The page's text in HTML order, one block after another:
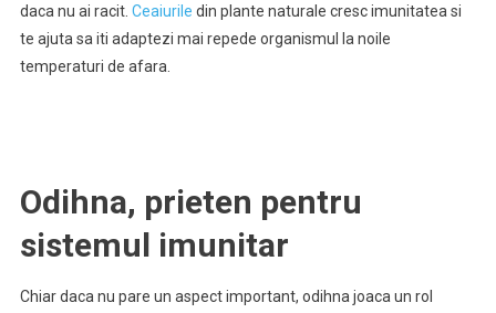
daca nu ai racit. Ceaiurile din plante naturale cresc imunitatea si
te ajuta sa iti adaptezi mai repede organismul la noile
temperaturi de afara.
Odihna, prieten pentru
sistemul imunitar
Chiar daca nu pare un aspect important, odihna joaca un rol